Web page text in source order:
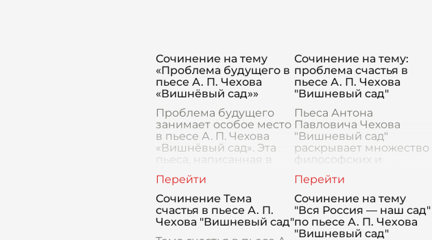
Сочинение на тему
«Проблема будущего в
пьесе А. П. Чехова
«Вишнёвый сад»»
Проблема будущего
занимает особое место
в пьесе А. П. Чехова
«Вишнёвый сад». Эта
пьеса, написанная в
только
художественным
произведением, но и
философским ра
Сочинение на тему:
проблема счастья в
пьесе А. П. Чехова
"Вишневый сад"
Пьеса Антона
Павловича Чехова
"Вишневый сад"
раскрывает множество
философских и
среди которых особое
место занимает
проблема счастья.
Счастье для каждого из
гер
Сочинение Тема
счастья в пьесе А. П.
Чехова "Вишневый сад"
Сочинение на тему
"Вся Россия — наш сад"
по пьесе А. П. Чехова
"Вишневый сад"